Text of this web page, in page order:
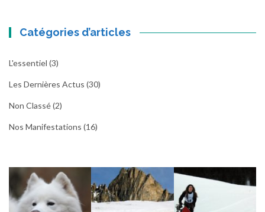
Catégories d’articles
L'essentiel (3)
Les Dernières Actus (30)
Non Classé(2)
Nos Manifestations (16)